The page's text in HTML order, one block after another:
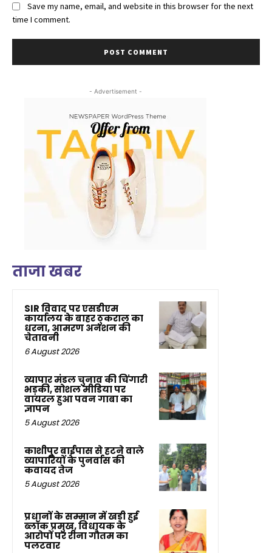
Save my name, email, and website in this browser for the next
time I comment.
- Advertisement -
ताजा खबर
SIR विवाद पर एसडीएम
कार्यालय के बाहर ठुकराल का
धरना, आमरण अनशन की
चेतावनी
6 August 2026
व्यापार मंडल चुनाव की चिंगारी
भड़की, सोशल मीडिया पर
वायरल हुआ पवन गाबा का
ज्ञापन
5 August 2026
काशीपुर बाईपास से हटने वाले
व्यापारियों के पुनर्वास की
कवायद तेज
5 August 2026
प्रधानों के सम्मान में खड़ी हुई
ब्लॉक प्रमुख, विधायक के
आरोपों पर रीना गौतम का
पलटवार